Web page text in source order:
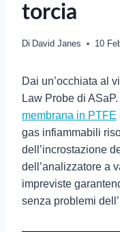
torcia
Di David Janes 10
Dai un’occhiata al
Law Probe di
membrana in PTFE
gas infiammabili
dell’incrostazione
dell’analizzatore a
impreviste
senza problemi